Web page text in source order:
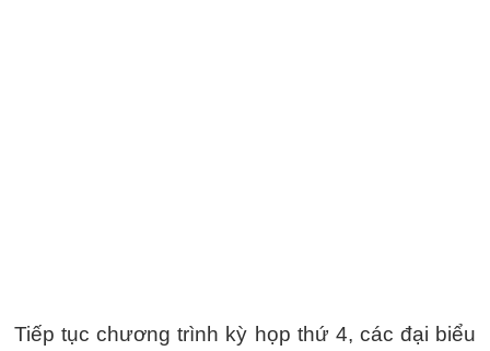
Tiếp tục chương trình kỳ họp thứ 4, các đại biểu